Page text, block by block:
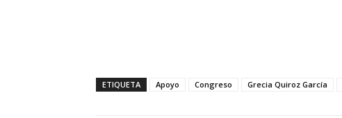
ETIQUETA Apoyo Congreso Grecia Quiroz García